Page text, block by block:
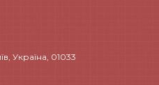
Україна, 01033